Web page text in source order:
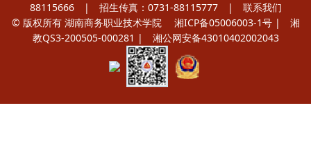
88115666 | 招生传真：0731-88115777 | 联系我们
© 版权所有 湖南商务职业技术学院
湘ICP备05006003-1号 | 湘
教QS3-200505-000281 | 湘公网安备43010402002043